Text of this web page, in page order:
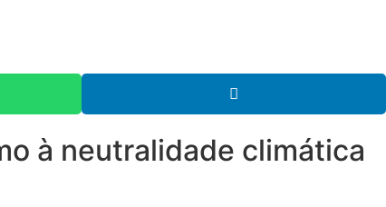
à neutralidade climática